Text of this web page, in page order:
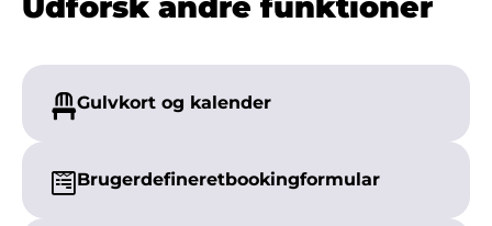
Gulvkort og kalender
Brugerdefineretbookingformular